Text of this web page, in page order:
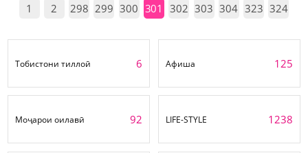
1 2 298 299 300 301 302 303 304 323 324
Тобистони тиллоӣ 6 Афиша 125
Моҷарои оилавӣ 92 LIFE-STYLE 1238